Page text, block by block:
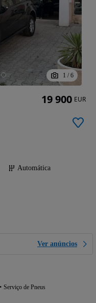
1 / 6
Automática
Ver anúncios
Serviço de Pneus
19 900 EUR